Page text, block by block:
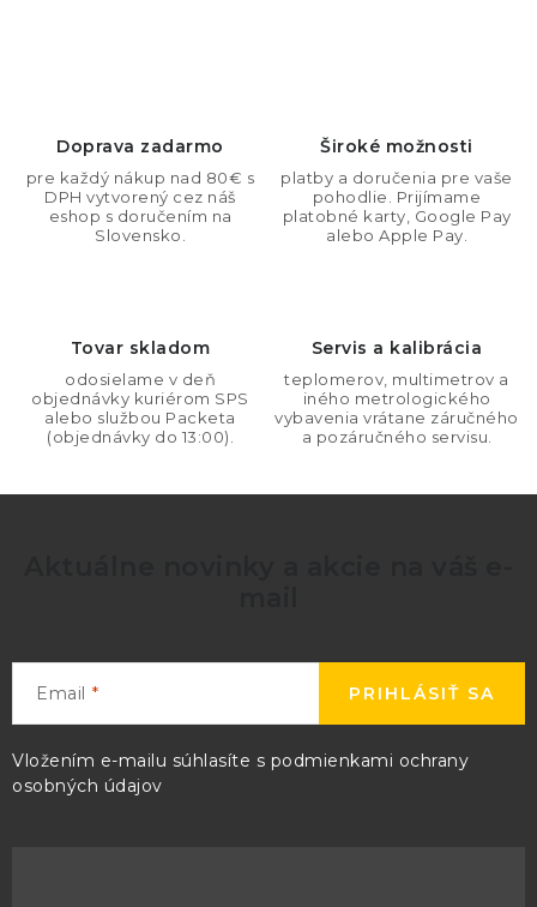
ý
Doprava zadarmo
pre každý nákup nad 80€ s
DPH vytvorený cez náš
eshop s doručením na
Slovensko.
Široké možnosti
platby a doručenia pre vaše
pohodlie. Prijímame
platobné karty, Google Pay
alebo Apple Pay.
Tovar skladom
odosielame v deň
objednávky kuriérom SPS
alebo službou Packeta
(objednávky do 13:00).
Servis a kalibrácia
teplomerov, multimetrov a
iného metrologického
vybavenia vrátane záručného
a pozáručného servisu.
Email
Vložením e-mailu súhlasíte s podmienkami ochrany
osobných údajov
PRIHLÁSIŤ SA